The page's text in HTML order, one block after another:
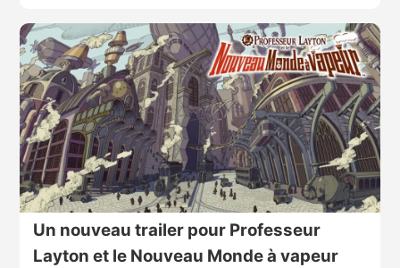
Un nouveau trailer pour Professeur
Layton et le Nouveau Monde à vapeur